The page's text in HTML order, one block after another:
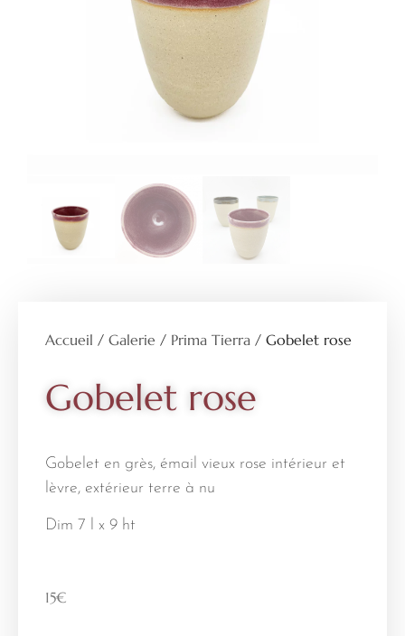
Accueil / Galerie / Prima Tierra / Gobelet rose
Gobelet rose
Gobelet en grès, émail vieux rose intérieur et
lèvre, extérieur terre à nu
Dim 7 l x 9 ht
15€